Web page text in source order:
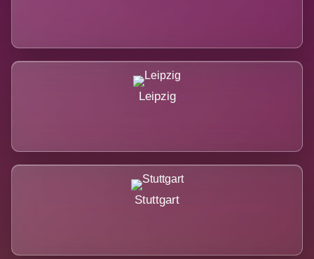
Leipzig
Stuttgart